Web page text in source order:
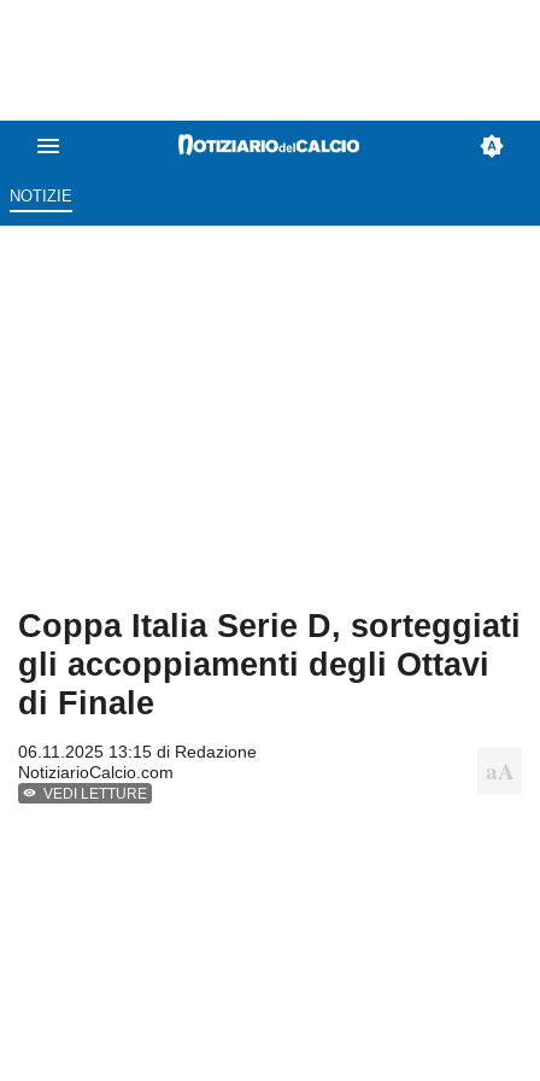
NOTIZIE
Coppa Italia Serie D, sorteggiati
gli accoppiamenti degli Ottavi
di Finale
06.11.2025 13:15 di Redazione
NotiziarioCalcio.com
VEDI LETTURE